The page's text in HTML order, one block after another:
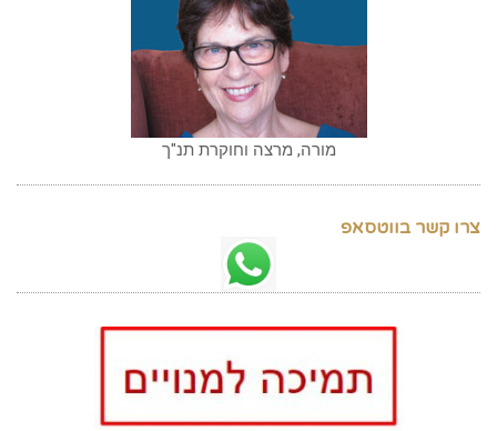
מורה, מרצה וחוקרת תנ"ך
צרו קשר בווטסאפ